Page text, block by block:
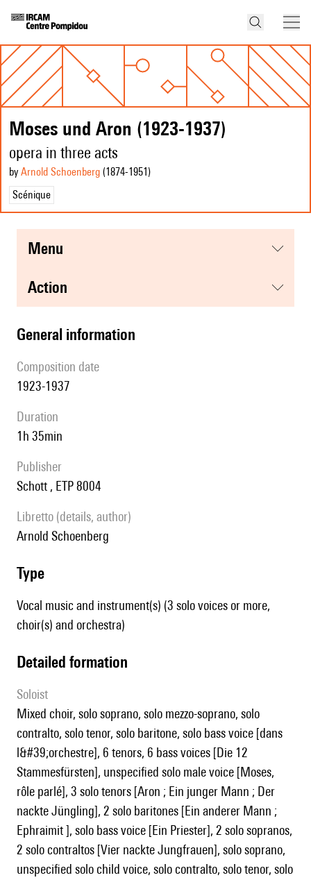
Moses und Aron (1923-1937)
opera in three acts
by Arnold Schoenberg (1874-1951 )
Scénique
menu
action
general information
composition date
1923-1937
duration
1h 35min
publisher
Schott , ETP 8004
Libretto (details, author)
Arnold Schoenberg
type
Vocal music and instrument(s) (3 solo voices or more,
choir(s) and orchestra)
detailed formation
Soloist
mixed choir, solo soprano, solo mezzo-soprano, solo
contralto, solo tenor, solo baritone, solo bass voice [dans
l&#39;orchestre], 6 tenors, 6 bass voices [Die 12
Stammesfürsten], unspecified solo male voice [Moses,
rôle parlé], 3 solo tenors [Aron ; Ein junger Mann ; Der
nackte Jüngling], 2 solo baritones [Ein anderer Mann ;
Ephraimit ], solo bass voice [Ein Priester], 2 solo sopranos,
2 solo contraltos [Vier nackte Jungfrauen], solo soprano,
unspecified solo child voice, solo contralto, solo tenor, solo